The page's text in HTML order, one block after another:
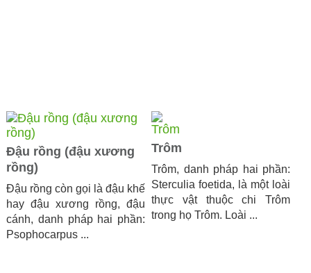
Đậu rồng (đậu xương
rồng)
Đậu rồng còn gọi là đậu khế
hay đậu xương rồng, đậu
cánh, danh pháp hai phần:
Psophocarpus ...
Trôm
Trôm, danh pháp hai phần:
Sterculia foetida, là một loài
thực vật thuộc chi Trôm
trong họ Trôm. Loài ...